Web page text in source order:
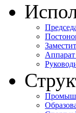
Аппарат